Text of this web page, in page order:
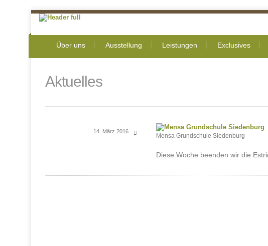
Über uns Ausstellung Leistungen Exclusives
Aktuelles
14. März 2016
Mensa Grundschule Siedenburg
Diese Woche beenden wir die